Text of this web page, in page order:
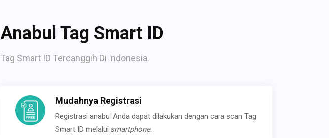
Anabul Tag Smart ID
Tag Smart ID Tercanggih Di Indonesia.
Mudahnya Registrasi
Registrasi anabul Anda dapat dilakukan dengan cara scan Tag
Smart ID melalui smartphone.